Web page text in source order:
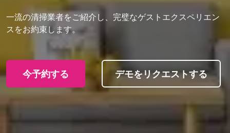
一流の清掃業者をご紹介し、完璧なゲストエクスペリエン
スをお約束します。
今予約する デモをリクエストする